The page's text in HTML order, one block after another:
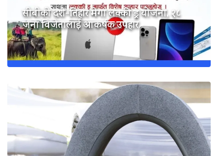
सीबीको दशैं-तिहार मेगा लक्की ड्र योजना, २८
जना विजेतालाई आकर्षक उपहार